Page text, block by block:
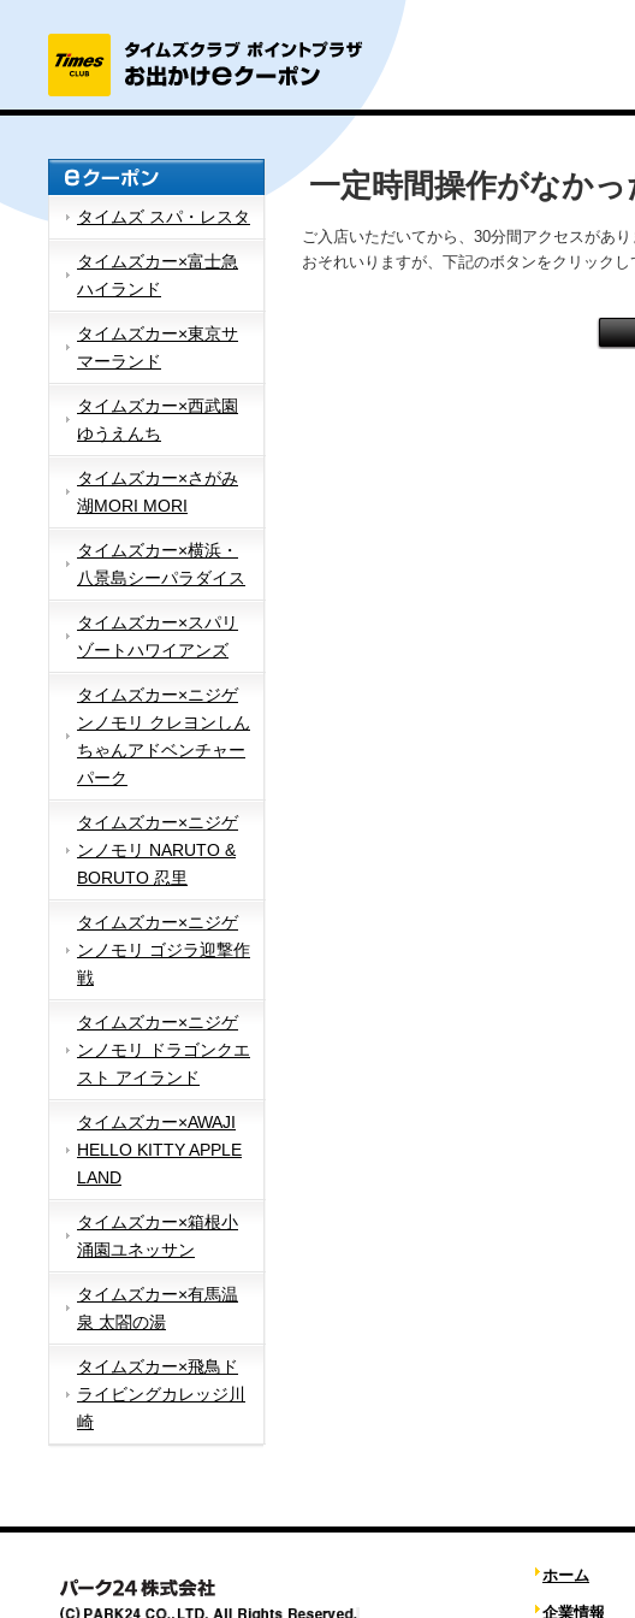
タイムズ スパ・レスタ
タイムズカー×富士急
ハイランド
タイムズカー×東京サ
マーランド
タイムズカー×西武園
ゆうえんち
タイムズカー×さがみ
湖MORI MORI
タイムズカー×横浜・
八景島シーパラダイス
タイムズカー×スパリ
ゾートハワイアンズ
タイムズカー×ニジゲ
ンノモリ クレヨンしん
ちゃんアドベンチャー
パーク
タイムズカー×ニジゲ
ンノモリ NARUTO &
BORUTO 忍里
タイムズカー×ニジゲ
ンノモリ ゴジラ迎撃作
戦
タイムズカー×ニジゲ
ンノモリ ドラゴンクエ
スト アイランド
タイムズカー×AWAJI
HELLO KITTY APPLE
LAND
タイムズカー×箱根小
涌園ユネッサン
タイムズカー×有馬温
泉 太閤の湯
タイムズカー×飛鳥ド
ライビングカレッジ川
崎
一定時間操作がなか
ご入店いただいてから、30分間アクセスがあ
おそれいりますが、下記のボタンをクリックし
ホーム
企業情報